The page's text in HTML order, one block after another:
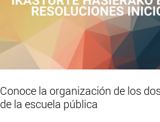
Conoce la organización de los
de la escuela pública